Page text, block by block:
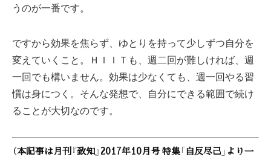
うのが一番です。
ですから効果を焦らず、ゆとりを持って少しずつ自分を
変えていくこと。ＨＩＩＴも、週二回が難しければ、週
一回でも構いません。効果は少なくても、週一回やる習
慣は身につく。そんな発想で、自分にできる範囲で続け
ることが大切なのです。
（本記事は月刊『致知』2017年10月号 特集「自反尽己」より一